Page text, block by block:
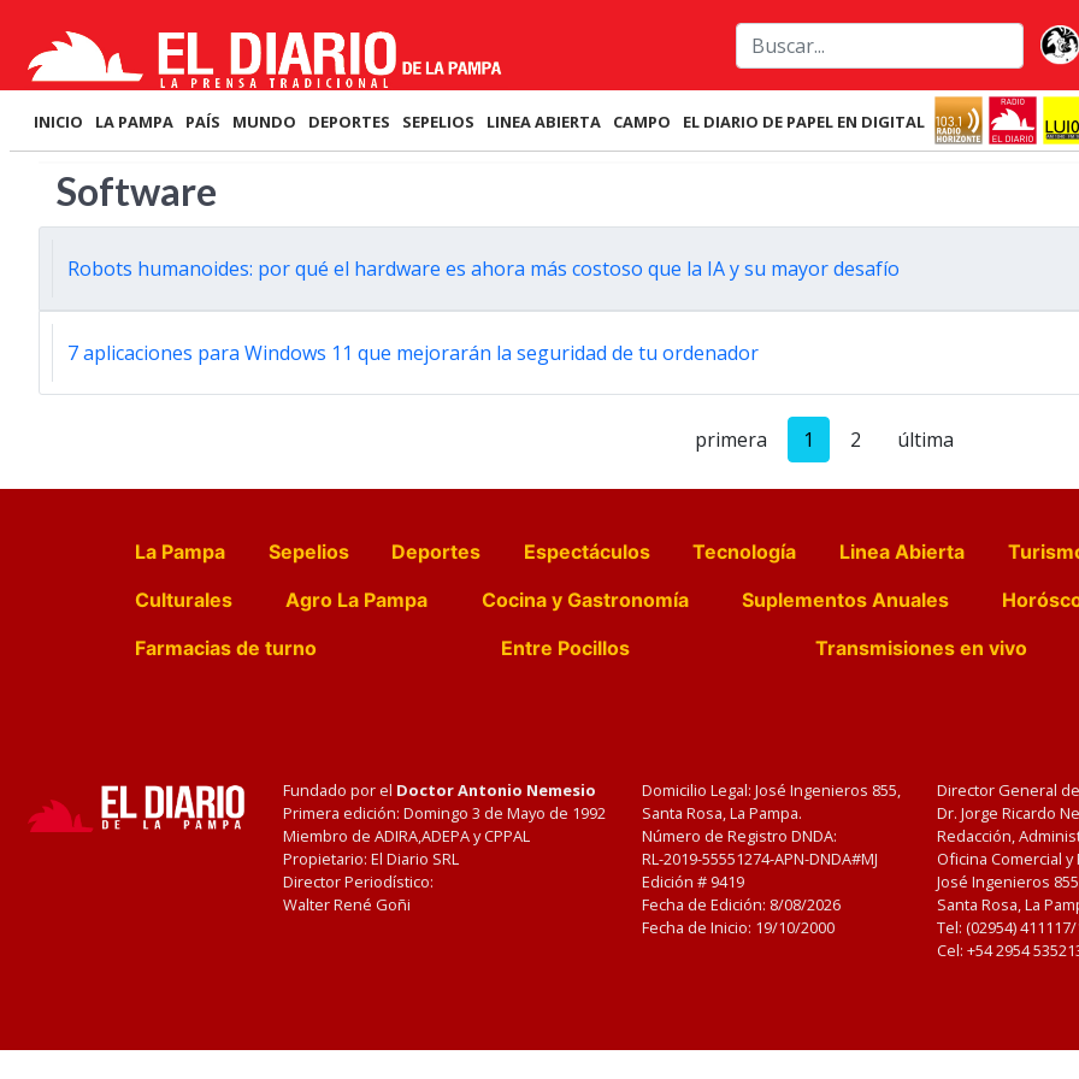
INICIO LA PAMPA PAÍS MUNDO DEPORTES SEPELIOS LINEA ABIERTA CAMPO EL DIARIO DE PAPEL EN DIGITAL
Software
Robots humanoides: por qué el hardware es ahora más costoso que la IA y su mayor desafío
7 aplicaciones para Windows 11 que mejorarán la seguridad de tu ordenador
primera 1 2 última
La Pampa Sepelios Deportes Espectáculos Tecnología Linea Abierta
Culturales
Agro La Pampa Cocina y Gastronomía Suplementos Anuales
Farmacias de turno
Entre Pocillos Transmisiones en vivo
Fundado por el Doctor Antonio Nemesio
Primera edición: Domingo 3 de Mayo de 1992
Miembro de ADIRA,ADEPA y CPPAL
Propietario: El Diario SRL
Director Periodístico:
Walter René Goñi
Domicilio Legal: José Ingenieros 855,
Santa Rosa, La Pampa.
Número de Registro DNDA:
RL-2019-55551274-APN-DNDA#MJ
Edición # 9419
Fecha de Edición: 8/08/2026
Fecha de Inicio: 19/10/2000
Director General
Dr. Jorge Ricardo
Redacción,
Oficina Comercial
José Ingenieros
Santa Rosa, La
Tel: (02954)
Cel: +54 2954